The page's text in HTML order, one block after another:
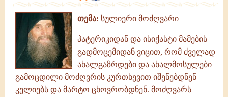
თემა: სულიერი მოძღვარი
პატერიკიდან და ისიქასტი მამების
გადმოცემიდან ვიცით, რომ ძველად
ახალგაზრდები და ახალმოსულები
გამოცდილი მოძღვრის კურთხევით იშენებდნენ
კელიებს და მარტო ცხოვრობდნენ. მოძღვარს